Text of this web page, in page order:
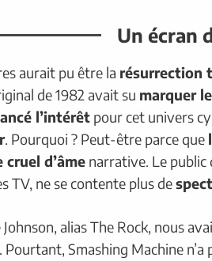
Un écran
aurait pu être la résurrection
de 1982 avait su marquer
l’intérêt pour cet univers
. Pourquoi ? Peut-être parce que
cruel d’âme narrative. Le public
TV, ne se contente plus de
alias The Rock, nous
Smashing Machine n’a